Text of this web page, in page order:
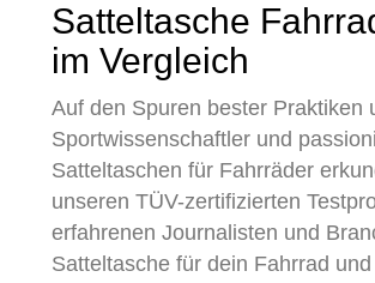
Satteltasche Fahrrad Test 2026 • Die 8 besten Satteltaschen Fahrrad
im Vergleich
Auf den Spuren bester Praktiken
Sportwissenschaftler und
Satteltaschen für Fahrräder
unseren TÜV-zertifizierten
erfahrenen Journalisten und
Satteltasche für dein Fahrrad